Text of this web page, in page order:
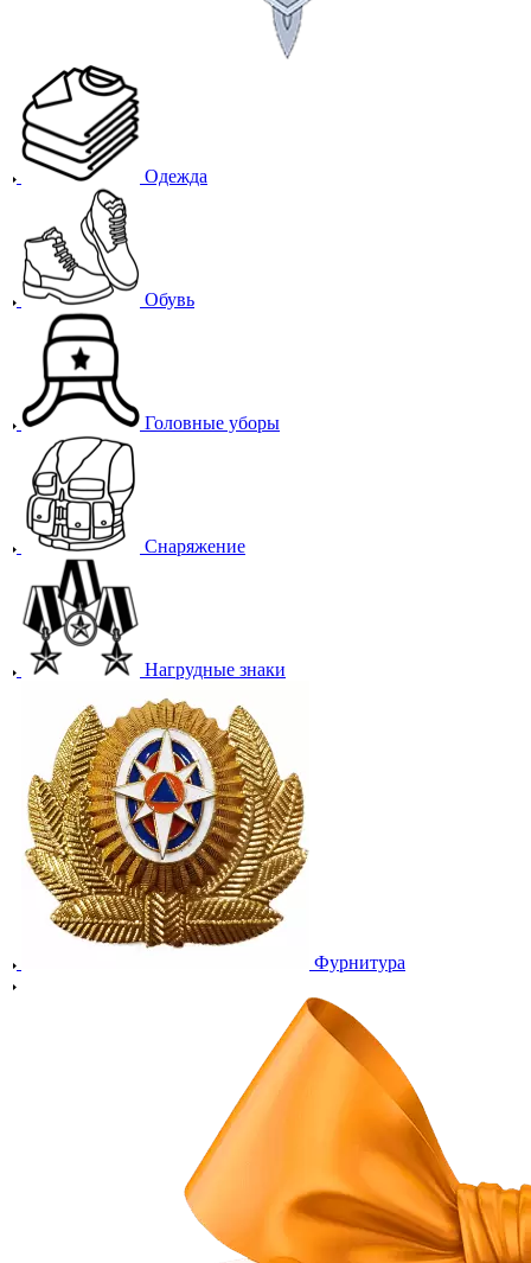
Одежда
Обувь
Головные уборы
Снаряжение
Нагрудные знаки
Фурнитура